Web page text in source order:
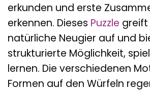
erkunden und erste
erkennen. Dieses Puzzle greift
natürliche Neugier auf und
strukturierte Möglichkeit,
lernen. Die verschiedenen
Formen auf den Würfeln